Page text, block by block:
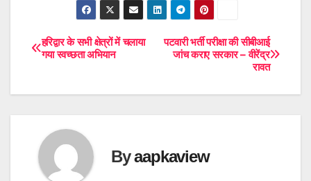
Post
पटवारी भर्ती परीक्षा की सीबीआई
जांच कराए सरकार – वीरेंद्र
रावत
हरिद्वार के सभी क्षेत्रों में चलाया
गया स्वच्छता अभियान
Byaapkaview